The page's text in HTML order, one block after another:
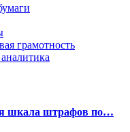
грамотность
шкала штрафов по…